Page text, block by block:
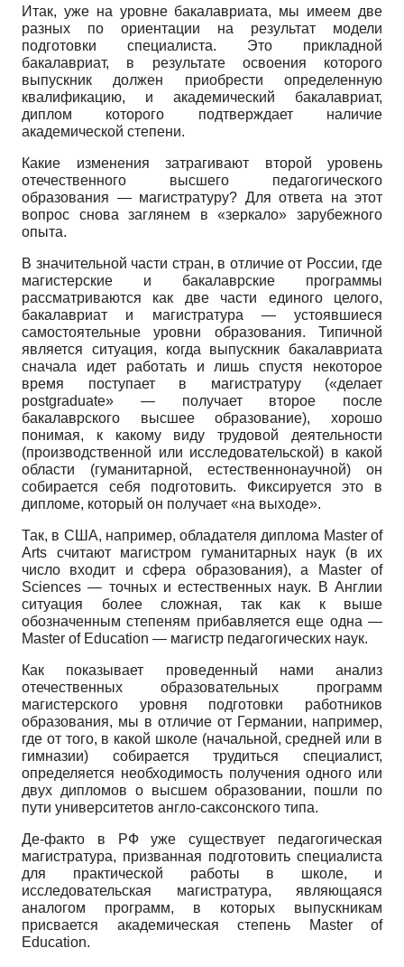
Итак, уже на уровне бакалавриата, мы имеем две
разных по ориентации на результат модели
подготовки специалиста. Это прикладной
бакалавриат, в результате освоения которого
выпускник должен приобрести определенную
квалификацию, и академический бакалавриат,
диплом которого подтверждает наличие
академической степени.
Какие изменения затрагивают второй уровень
отечественного высшего педагогического
образования — магистратуру? Для ответа на этот
вопрос снова заглянем в «зеркало» зарубежного
опыта.
В значительной части стран, в отличие от России, где
магистерские и бакалаврские программы
рассматриваются как две части единого целого,
бакалавриат и магистратура — устоявшиеся
самостоятельные уровни образования. Типичной
является ситуация, когда выпускник бакалавриата
сначала идет работать и лишь спустя некоторое
время поступает в магистратуру («делает
postgraduate» — получает второе после
бакалаврского высшее образование), хорошо
понимая, к какому виду трудовой деятельности
(производственной или исследовательской) в какой
области (гуманитарной, естественнонаучной) он
собирается себя подготовить. Фиксируется это в
дипломе, который он получает «на выходе».
Так, в США, например, обладателя диплома Master of
Arts считают магистром гуманитарных наук (в их
число входит и сфера образования), а Master of
Sciences — точных и естественных наук. В Англии
ситуация более сложная, так как к выше
обозначенным степеням прибавляется еще одна —
Master of Education — магистр педагогических наук.
Как показывает проведенный нами анализ
отечественных образовательных программ
магистерского уровня подготовки работников
образования, мы в отличие от Германии, например,
где от того, в какой школе (начальной, средней или в
гимназии) собирается трудиться специалист,
определяется необходимость получения одного или
двух дипломов о высшем образовании, пошли по
пути университетов англо-саксонского типа.
Де-факто в РФ уже существует педагогическая
магистратура, призванная подготовить специалиста
для практической работы в школе, и
исследовательская магистратура, являющаяся
аналогом программ, в которых выпускникам
присвается академическая степень Master of
Education.